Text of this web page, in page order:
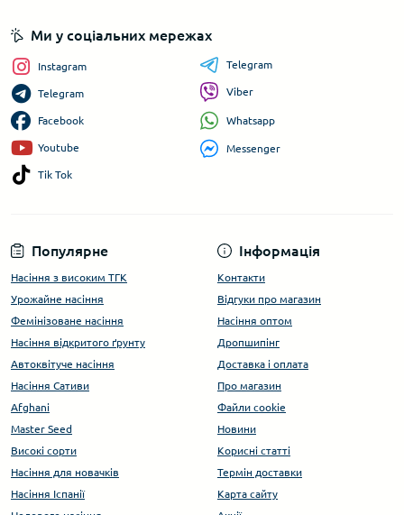
Популярне
Насіння з високим ТГК
Урожайне насіння
Фемінізоване насіння
Насіння відкритого ґрунту
Автоквітуче насіння
Насіння Сативи
Afghani
Master Seed
Високі сорти
Насіння для новачків
Насіння Іспанії
Інформація
Контакти
Відгуки про магазин
Насіння оптом
Дропшипінг
Доставка і оплата
Про магазин
Файли cookie
Новини
Корисні статті
Термін доставки
Карта сайту
Ми у соціальних мережах
Instagram
Telegram
Facebook
Youtube
Tik Tok
Telegram
Viber
Whatsapp
Messenger